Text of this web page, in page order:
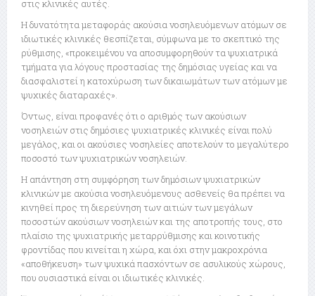
στις κλινικές αυτές.
Η δυνατότητα μεταφοράς ακούσια νοσηλευόμενων ατόμων σε
ιδιωτικές κλινικές θεσπίζεται, σύμφωνα με το σκεπτικό της
ρύθμισης, «προκειμένου να αποσυμφορηθούν τα ψυχιατρικά
τμήματα για λόγους προστασίας της δημόσιας υγείας και να
διασφαλιστεί η κατοχύρωση των δικαιωμάτων των ατόμων με
ψυχικές διαταραχές».
Όντως, είναι προφανές ότι ο αριθμός των ακούσιων
νοσηλειών στις δημόσιες ψυχιατρικές κλινικές είναι πολύ
μεγάλος, και οι ακούσιες νοσηλείες αποτελούν το μεγαλύτερο
ποσοστό των ψυχιατρικών νοσηλειών.
Η απάντηση στη συμφόρηση των δημόσιων ψυχιατρικών
κλινικών με ακούσια νοσηλευόμενους ασθενείς θα πρέπει να
κινηθεί προς τη διερεύνηση των αιτιών των μεγάλων
ποσοστών ακούσιων νοσηλειών και της αποτροπής τους, στο
πλαίσιο της ψυχιατρικής μεταρρύθμισης και κοινοτικής
φροντίδας που κινείται η χώρα, και όχι στην μακροχρόνια
«αποθήκευση» των ψυχικά πασχόντων σε ασυλικούς χώρους,
που ουσιαστικά είναι οι ιδιωτικές κλινικές.